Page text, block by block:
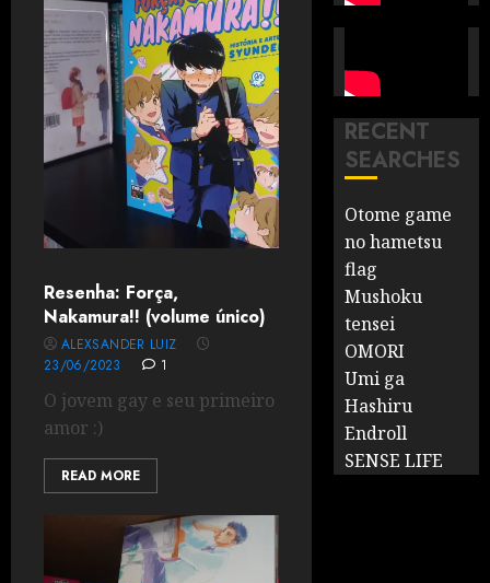
Resenha: Força,
Nakamura!! (volume único)
ALEXSANDER LUIZ
23/06/2023
1
O jovem gay e seu primeiro
amor :)
READ MORE
RECENT
SEARCHES
Otome game
no hametsu
flag
Mushoku
tensei
OMORI
Umi ga
Hashiru
Endroll
SENSE LIFE